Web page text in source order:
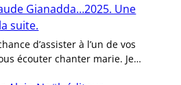
Gianadda…2025. Une
suite.
d’assister à l’un de vos
écouter chanter marie. Je…